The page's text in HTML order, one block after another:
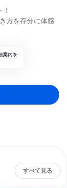
方を存分に体感
案内を
すべて見る